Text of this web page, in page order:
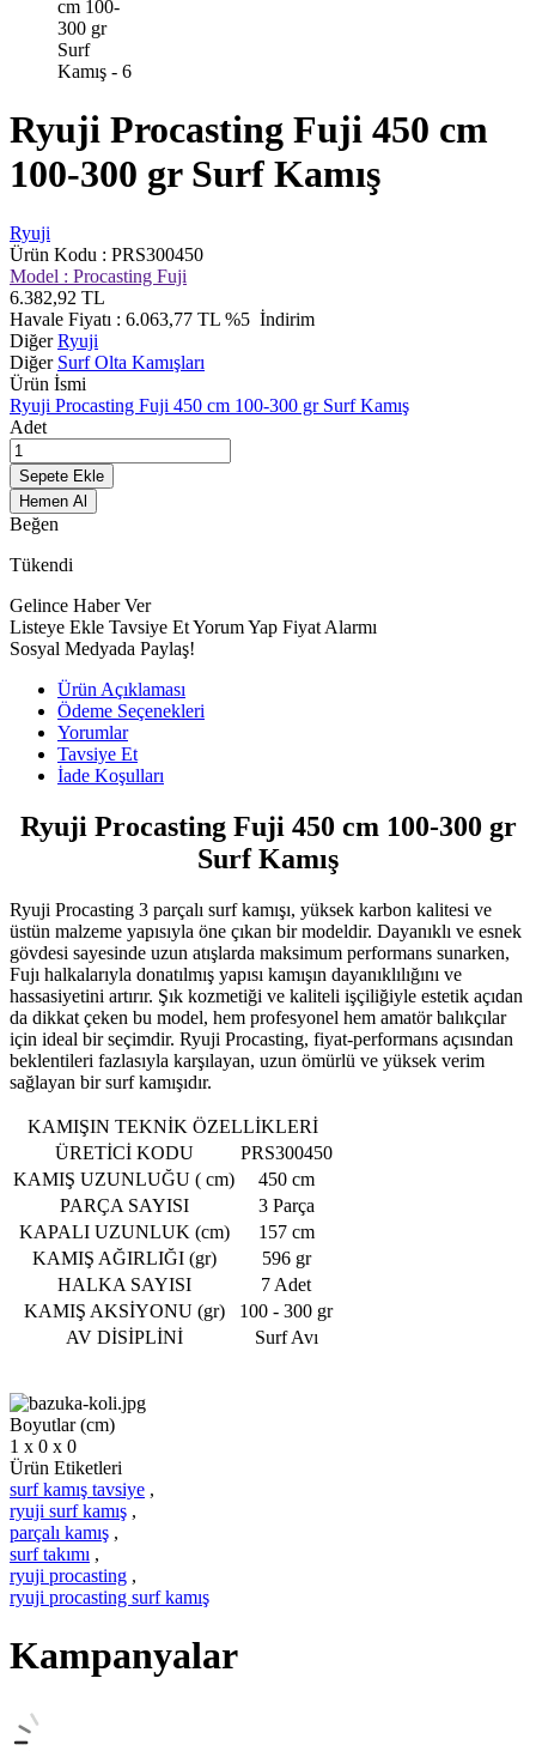
Ryuji Procasting Fuji 450 cm
100-300 gr Surf Kamış
Ryuji
Ürün Kodu : PRS300450
Model : Procasting Fuji
6.382,92 TL
Havale Fiyatı : 6.063,77 TL %5 İndirim
DiğerRyuji
Diğer Surf Olta Kamışları
Ürün İsmi
Ryuji Procasting Fuji 450 cm 100-300 gr Surf Kamış
Adet
Sepete Ekle
Hemen Al
Beğen
Tükendi
Gelince Haber Ver
Listeye Ekle Tavsiye EtYorum Yap Fiyat Alarmı
Sosyal Medyada Paylaş!
Ürün Açıklaması
Ödeme Seçenekleri
Yorumlar
Tavsiye Et
İade Koşulları
Ryuji Procasting Fuji 450 cm 100-300 gr
Surf Kamış
Ryuji Procasting 3 parçalı surf kamışı, yüksek karbon kalitesi ve
üstün malzeme yapısıyla öne çıkan bir modeldir. Dayanıklı ve esnek
gövdesi sayesinde uzun atışlarda maksimum performans sunarken,
Fujı halkalarıyla donatılmış yapısı kamışın dayanıklılığını ve
hassasiyetini artırır. Şık kozmetiği ve kaliteli işçiliğiyle estetik açıdan
da dikkat çeken bu model, hem profesyonel hem amatör balıkçılar
için ideal bir seçimdir. Ryuji Procasting, fiyat-performans açısından
beklentileri fazlasıyla karşılayan, uzun ömürlü ve yüksek verim
sağlayan bir surf kamışıdır.
KAMIŞIN TEKNİK ÖZELLİKLERİ
ÜRETİCİ KODU
PRS300450
KAMIŞ UZUNLUĞU ( cm)
450 cm
PARÇA SAYISI
3 Parça
KAPALI UZUNLUK (cm)
157 cm
KAMIŞ AĞIRLIĞI (gr)
596 gr
HALKA SAYISI
7 Adet
KAMIŞ AKSİYONU (gr)
100 - 300 gr
AV DİSİPLİNİ
Surf Avı
Boyutlar (cm)
1 x 0 x 0
Ürün Etiketleri
surf kamış tavsiye ,
ryuji surf kamış ,
parçalı kamış ,
surf takımı ,
ryuji procasting ,
ryuji procasting surf kamış
Kampanyalar